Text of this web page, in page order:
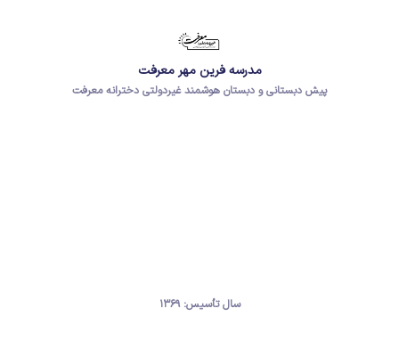
مدرسه فرین مهر معرفت
پیش دبستانی و دبستان هوشمند غیردولتی دخترانه معرفت
سال تأسیس: ۱۳۶۹